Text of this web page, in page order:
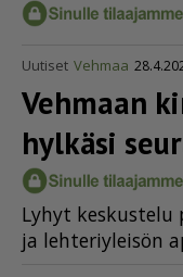
Uutiset Vehmaa
Vehmaan
hylkäsi
Ly­hyt kes­kus­te­lu
ja leh­te­riy­lei­sön